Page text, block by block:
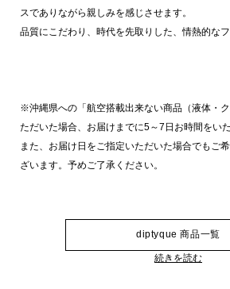
スでありながら親しみを感じさせます。
品質にこだわり、時代を先取りした、情熱的な
※沖縄県への「航空搭載出来ない商品（液体・
ただいた場合、お届けまでに5～7日お時間をい
また、お届け日をご指定いただいた場合でもご
ざいます。予めご了承ください。
diptyque 商品一覧
続きを読む